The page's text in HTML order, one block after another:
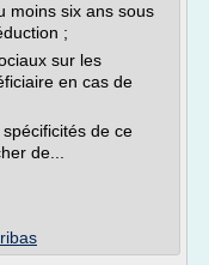
moins six ans sous
;
sur les
en cas de
de ce
de...